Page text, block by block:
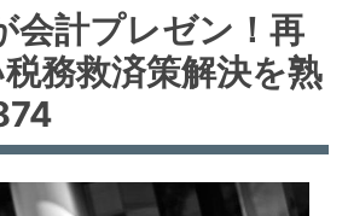
会計プレゼン！再
務救済策解決を熟